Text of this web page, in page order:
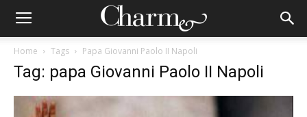
Home Tags Papa Giovanni Paolo II Napoli
Tag: papa Giovanni Paolo II Napoli